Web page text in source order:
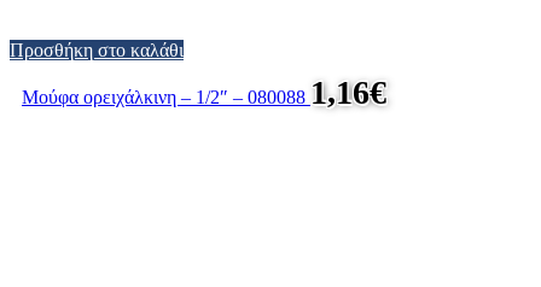
Προσθήκη στο καλάθι
Μούφα ορειχάλκινη – 1/2″ – 080088 1,16€